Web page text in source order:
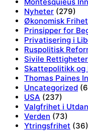
Nyheter (279)
Økonomisk
Prinsipper for
Privatisering i
Ruspolitisk
Sivile
Skattepolitikk og
Thomas Paines
Uncategorized
USA (237)
Valgfrihet i
Verden (73)
Ytringsfrihet (36)